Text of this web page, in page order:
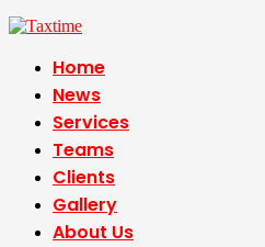
Home
News
Services
Teams
Clients
Gallery
About Us